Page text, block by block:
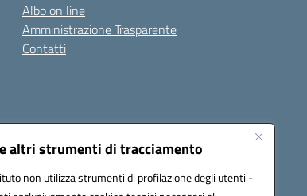
altri strumenti di tracciamento
non utilizza strumenti di profilazione degli utenti -
Albo on line
Amministrazione Trasparente
Contatti